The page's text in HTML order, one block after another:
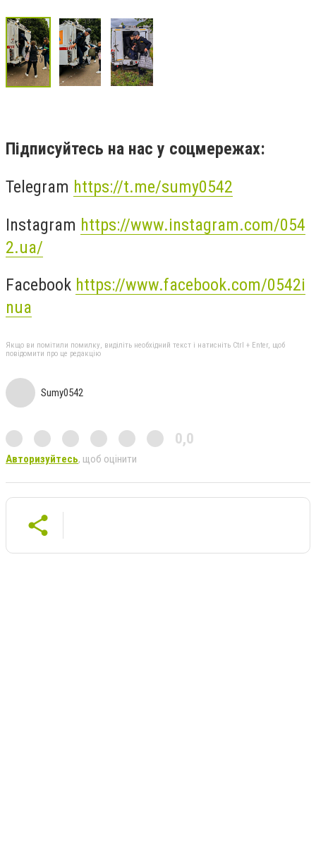
Підписуйтесь на нас у соцмережах:
Telegram https://t.me/sumy0542
Instagram https://www.instagram.com/054
2.ua/
Facebook https://www.facebook.com/0542i
nua
Якщо ви помітили помилку, виділіть необхідний текст і натисніть Ctrl + Enter, щоб
повідомити про це редакцію
Sumy0542
0,0
Авторизуйтесь, щоб оцінити